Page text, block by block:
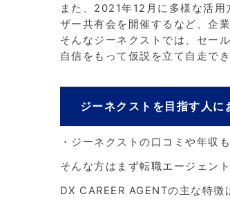
また、2021年12月に多様な活
ザー共有会を開催するなど、企
そんなジーネクストでは、セー
自信をもって仮説を立て自走で
ジーネクストを目指す人に
・ジーネクストの口コミや年収
そんな方はまず転職エージェン
DX CAREER AGENTの主な特徴